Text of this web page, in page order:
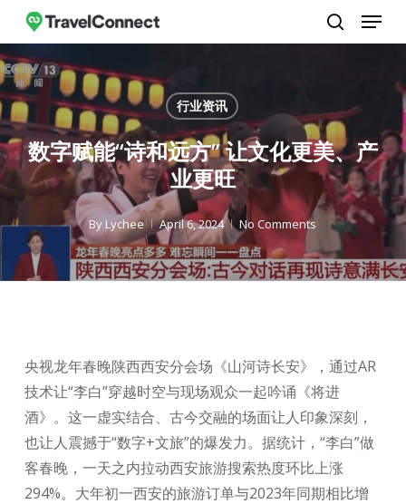
Skip
main
content
search
Menu
行业资讯
数字赋能“诗和远方” 让文化更美、产
业更旺
By Lychee April 6, 2024 No Comments
央视龙年春晚陕西西安分会场《山河诗长安》，通过AR
技术让“李白”穿越时空与现场观众一起吟诵《将进
酒》。这一虚实结合、古今交融的场面让人印象深刻，
也让人震撼于“数字+文旅”的爆发力。据统计，“李白”做
客春晚，一天之内拉动西安旅游搜索热度环比上涨
294%。大年初一西安的旅游订单与2023年同期相比增
Menu